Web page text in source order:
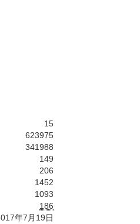
15
623975
341988
149
206
1452
1093
186
年7月19日